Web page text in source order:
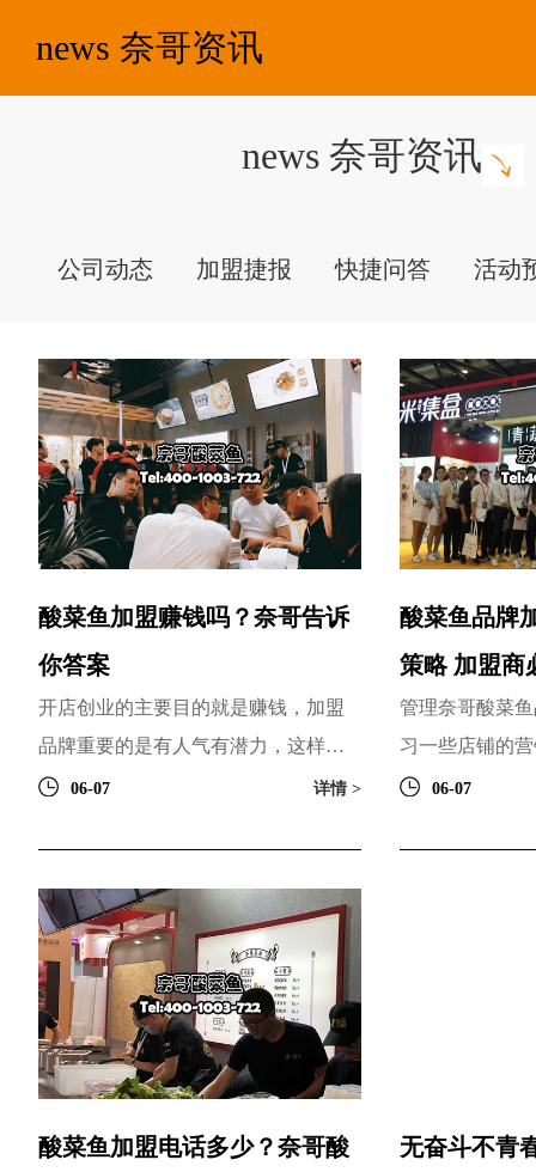
news 奈哥资讯
news 奈哥资讯
公司动态 加盟捷报 快捷问答 活动
酸菜鱼加盟赚钱吗？奈哥告诉
你答案
开店创业的主要目的就是赚钱，加盟
品牌重要的是有人气有潜力，这样才
能做到开店赚钱。酸菜鱼在餐饮市场
06-07 详情 >
酸菜鱼品牌
策略 加盟商
管理奈哥酸菜
习一些店铺的
竞争激烈的同
06-07
酸菜鱼加盟电话多少？奈哥酸
无奋斗不青